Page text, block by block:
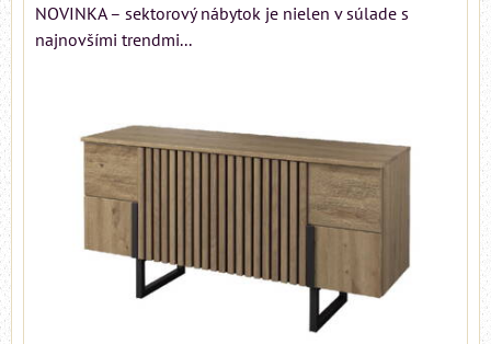
NOVINKA – sektorový nábytok je nielen v súlade s
najnovšími trendmi...